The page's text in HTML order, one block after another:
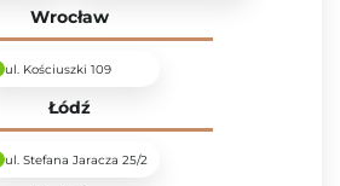
Wrocław
ul. Kościuszki 109
Łódź
ul. Stefana Jaracza 25/2